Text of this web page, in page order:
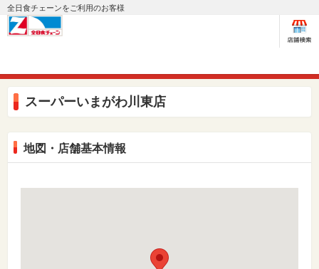
全日食チェーンをご利用のお客様
スーパーいまがわ川東店
地図・店舗基本情報